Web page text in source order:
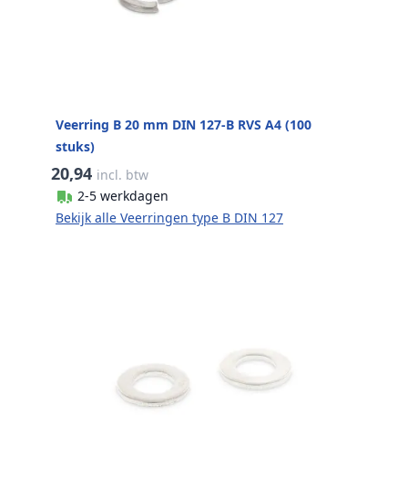
Veerring B 20 mm DIN 127-B RVS A4 (100
stuks)
20,94 incl. btw
2-5 werkdagen
Bekijk alle Veerringen type B DIN 127